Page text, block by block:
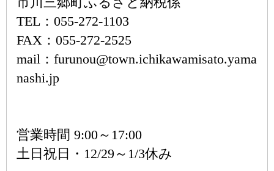
TEL：055-272-1103
FAX：055-272-2525
mail：furunou@town.ichikawamisato.yama
nashi.jp
営業時間 9:00～17:00
土日祝日・12/29～1/3休み